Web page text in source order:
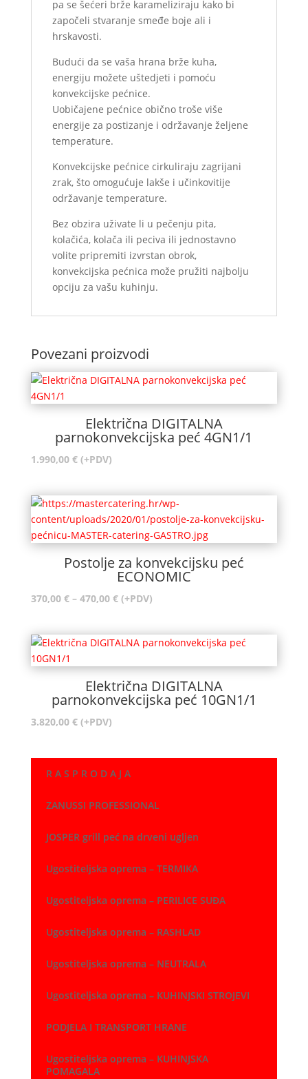
pa se šećeri brže karameliziraju kako bi
započeli stvaranje smeđe boje ali i
hrskavosti.
Budući da se vaša hrana brže kuha,
energiju možete uštedjeti i pomoću
konvekcijske pećnice.
Uobičajene pećnice obično troše više
energije za postizanje i održavanje željene
temperature.
Konvekcijske pećnice cirkuliraju zagrijani
zrak, što omogućuje lakše i učinkovitije
održavanje temperature.
Bez obzira uživate li u pečenju pita,
kolačića, kolača ili peciva ili jednostavno
volite pripremiti izvrstan obrok,
konvekcijska pećnica može pružiti najbolju
opciju za vašu kuhinju.
Povezani proizvodi
Električna DIGITALNA
parnokonvekcijska peć 4GN1/1
1.990,00 € (+PDV)
Postolje za konvekcijsku peć
ECONOMIC
370,00 € – 470,00 €Raspon
370,00 €
(+PDV)
Električna DIGITALNA
parnokonvekcijska peć 10GN1/1
3.820,00 € (+PDV)
R A S P R O D A J A
ZANUSSI PROFESSIONAL
JOSPER grill peć na drveni ugljen
Ugostiteljska oprema – TERMIKA
Ugostiteljska oprema – PERILICE SUĐA
Ugostiteljska oprema – RASHLAD
Ugostiteljska oprema – NEUTRALA
Ugostiteljska oprema – KUHINJSKI STROJEVI
PODJELA I TRANSPORT HRANE
Ugostiteljska oprema – KUHINJSKA
POMAGALA